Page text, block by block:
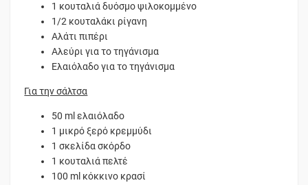
1 κουταλιά δυόσμο ψιλοκομμένο
1/2 κουταλάκι ρίγανη
Αλάτι πιπέρι
Αλεύρι για το τηγάνισμα
Ελαιόλαδο για το τηγάνισμα
Για την σάλτσα
50 ml ελαιόλαδο
1 μικρό ξερό κρεμμύδι
1 σκελίδα σκόρδο
1 κουταλιά πελτέ
100 ml κόκκινο κρασί